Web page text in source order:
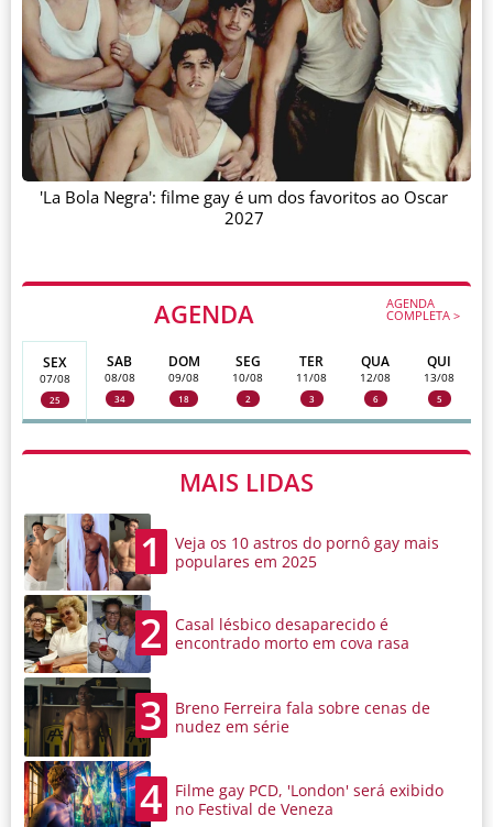
AGENDA AGENDA
COMPLETA >
SEX
07/08
25
SAB
08/08
34
DOM
09/08
18
SEG
10/08
2
TER
11/08
3
QUA
12/08
6
QUI
13/08
5
MAIS LIDAS
1
Veja os 10 astros do pornô gay mais
populares em 2025
2
Casal lésbico desaparecido é
encontrado morto em cova rasa
3
Breno Ferreira fala sobre cenas de
nudez em série
4
Filme gay PCD, 'London' será exibido
no Festival de Veneza
'La Bola Negra': filme gay é um dos favoritos ao Oscar
2027